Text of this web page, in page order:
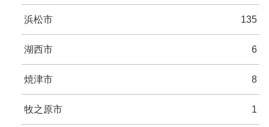
浜松市 135
湖西市 6
焼津市 8
牧之原市 1